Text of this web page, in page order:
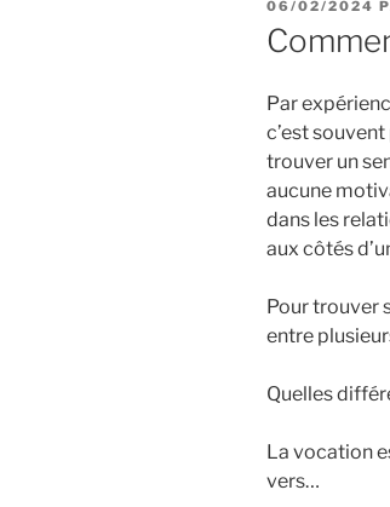
PUBLIÉ
LE
06/02/2024
Par
c’est
trouver un
aucune
dans les
aux côtés
Pour trouver
entre
Quelles
La vocation
vers…